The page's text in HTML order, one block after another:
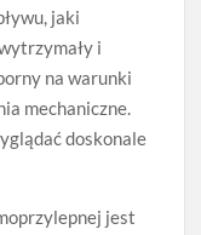
jaki
i
na warunki
mechaniczne.
doskonale
jest